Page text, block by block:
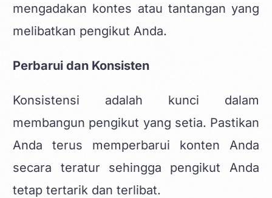
mengadakan kontes atau tantangan yang
melibatkan pengikut Anda.
Perbarui dan Konsisten
Konsistensi adalah kunci dalam
membangun pengikut yang setia. Pastikan
Anda terus memperbarui konten Anda
secara teratur sehingga pengikut Anda
tetap tertarik dan terlibat.